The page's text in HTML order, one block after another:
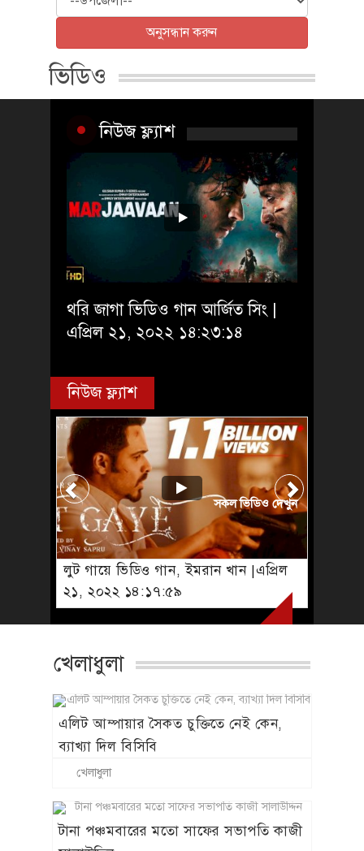
অনুসন্ধান করুন
ভিডিও
নিউজ ফ্ল্যাশ
থরি জাগা ভিডিও গান আর্জিত সিং |
এপ্রিল ২১, ২০২২ ১৪:২৩:১৪
নিউজ ফ্ল্যাশ
লুট গায়ে ভিডিও গান, ইমরান খান |এপ্রিল
২১, ২০২২ ১৪:১৭:৫৯
সকল ভিডিও দেখুন
খেলাধুলা
এলিট আম্পায়ার সৈকত চুক্তিতে নেই কেন,
ব্যাখ্যা দিল বিসিবি
খেলাধুলা
টানা পঞ্চমবারের মতো সাফের সভাপতি কাজী